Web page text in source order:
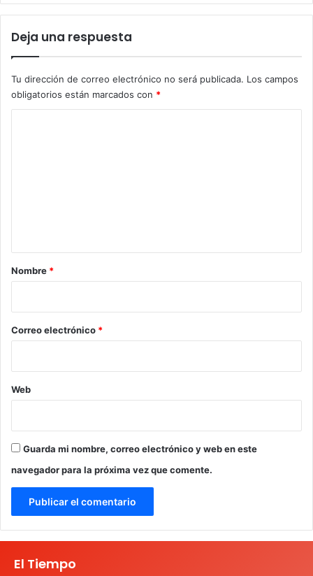
Deja una respuesta
Tu dirección de correo electrónico no será publicada. Los campos
obligatorios están marcados con *
r
*
Nombre *
Correo electrónico *
Web
Guarda mi nombre, correo electrónico y web en este
navegador para la próxima vez que comente.
El Tiempo